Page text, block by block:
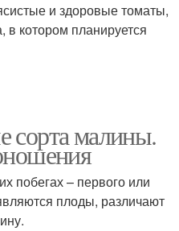
и здоровые томаты,
в котором планируется
сорта малины.
побегах – первого или
плоды, различают